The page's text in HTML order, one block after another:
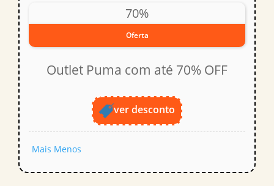
70%
Oferta
Outlet Puma com até 70% OFF
ver desconto
Mais Menos